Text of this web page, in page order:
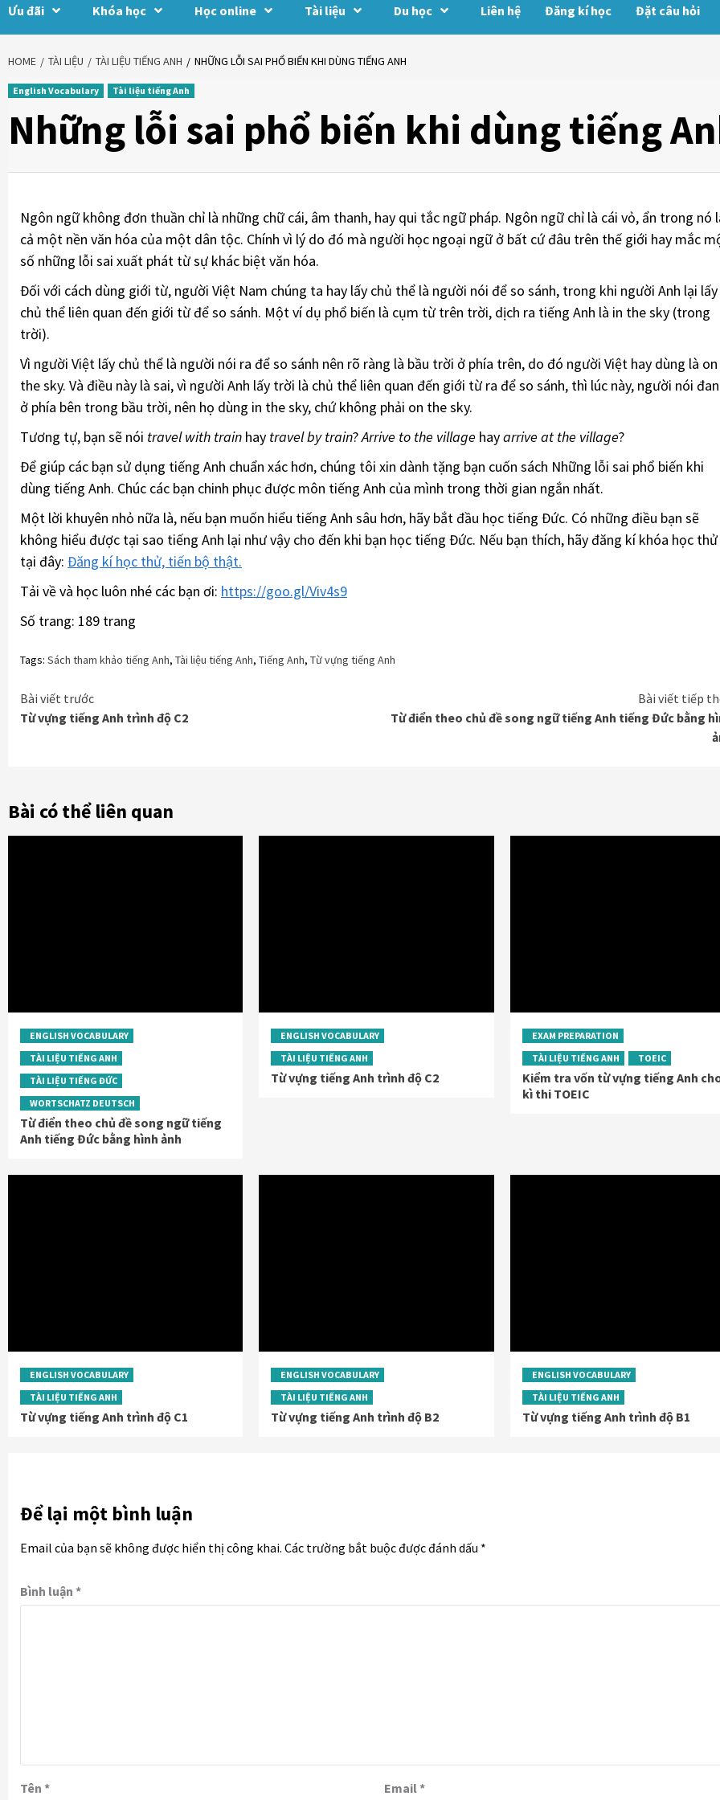
Ưu đãi Khóa học Học online Tài liệu Du học Liên hệ Đăng kí học Đặt câu hỏi
HOME TÀI LIỆU TÀI LIỆU TIẾNG ANH NHỮNG LỖI SAI PHỔ BIẾN KHI DÙNG TIẾNG ANH
English Vocabulary Tài liệu tiếng Anh
Những lỗi sai phổ biến khi dùng tiếng
Ngôn ngữ không đơn thuần chỉ là những chữ cái, âm thanh, hay qui tắc ngữ pháp. Ngôn ngữ chỉ là cái vỏ, ẩn trong nó
cả một nền văn hóa của một dân tộc. Chính vì lý do đó mà người học ngoại ngữ ở bất cứ đâu trên thế giới hay mắc
số những lỗi sai xuất phát từ sự khác biệt văn hóa.
Đối với cách dùng giới từ, người Việt Nam chúng ta hay lấy chủ thể là người nói để so sánh, trong khi người Anh lại lấy
chủ thể liên quan đến giới từ để so sánh. Một ví dụ phổ biến là cụm từ trên trời, dịch ra tiếng Anh là in the sky (trong
trời).
Vì người Việt lấy chủ thể là người nói ra để so sánh nên rõ ràng là bầu trời ở phía trên, do đó người Việt hay dùng là on
the sky. Và điều này là sai, vì người Anh lấy trời là chủ thể liên quan đến giới từ ra để so sánh, thì lúc này, người nói
ở phía bên trong bầu trời, nên họ dùng in the sky, chứ không phải on the sky.
Tương tự, bạn sẽ nói travel with train hay travel by train?Arrive to the village hayarrive at the village?
Để giúp các bạn sử dụng tiếng Anh chuẩn xác hơn, chúng tôi xin dành tặng bạn cuốn sách Những lỗi sai phổ biến khi
dùng tiếng Anh. Chúc các bạn chinh phục được môn tiếng Anh của mình trong thời gian ngắn nhất.
Một lời khuyên nhỏ nữa là, nếu bạn muốn hiểu tiếng Anh sâu hơn, hãy bắt đầu học tiếng Đức. Có những điều bạn sẽ
không hiểu được tại sao tiếng Anh lại như vậy cho đến khi bạn học tiếng Đức. Nếu bạn thích, hãy đăng kí khóa học thử
tại đây: Đăng kí học thử, tiến bộ thật.
Tải về và học luôn nhé các bạn ơi: https://goo.gl/Viv4s9
Số trang: 189 trang
Tags: Sách tham khảo tiếng Anh, Tài liệu tiếng Anh, Tiếng Anh, Từ vựng tiếng Anh
Continue
Reading
Bài viết trước
Từ vựng tiếng Anh trình độ C2
Bài viết tiếp
Từ điển theo chủ đề song ngữ tiếng Anh tiếng Đức bằng
Bài có thể liên quan
ENGLISH VOCABULARY
TÀI LIỆU TIẾNG ANH
TÀI LIỆU TIẾNG ĐỨC
WORTSCHATZ DEUTSCH
Từ điển theo chủ đề song ngữ tiếng
Anh tiếng Đức bằng hình ảnh
ENGLISH VOCABULARY
TÀI LIỆU TIẾNG ANH
Từ vựng tiếng Anh trình độ C2
EXAM PREPARATION
TÀI LIỆU TIẾNG ANH
TOEIC
Kiểm tra vốn từ vựng tiếng Anh
kì thi TOEIC
ENGLISH VOCABULARY
TÀI LIỆU TIẾNG ANH
Từ vựng tiếng Anh trình độ C1
ENGLISH VOCABULARY
TÀI LIỆU TIẾNG ANH
Từ vựng tiếng Anh trình độ B2
ENGLISH VOCABULARY
TÀI LIỆU TIẾNG ANH
Từ vựng tiếng Anh trình độ B1
Để lại một bình luận
Email của bạn sẽ không được hiển thị công khai. Các trường bắt buộc được đánh dấu *
Bình luận *
Tên * Email*